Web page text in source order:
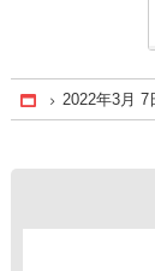
Home
2022年3月 7